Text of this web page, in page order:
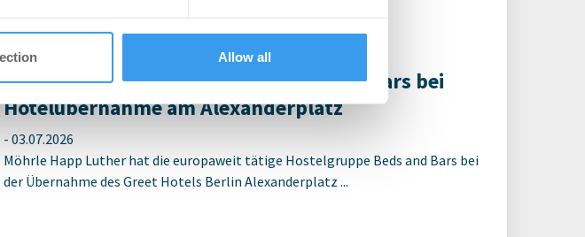
Allow all
MÖHRLE HAPP LUTHER berät Beds and Bars bei
Hotelübernahme am Alexanderplatz
- 03.07.2026
Möhrle Happ Luther hat die europaweit tätige Hostelgruppe Beds and Bars bei
der Übernahme des Greet Hotels Berlin Alexanderplatz ...